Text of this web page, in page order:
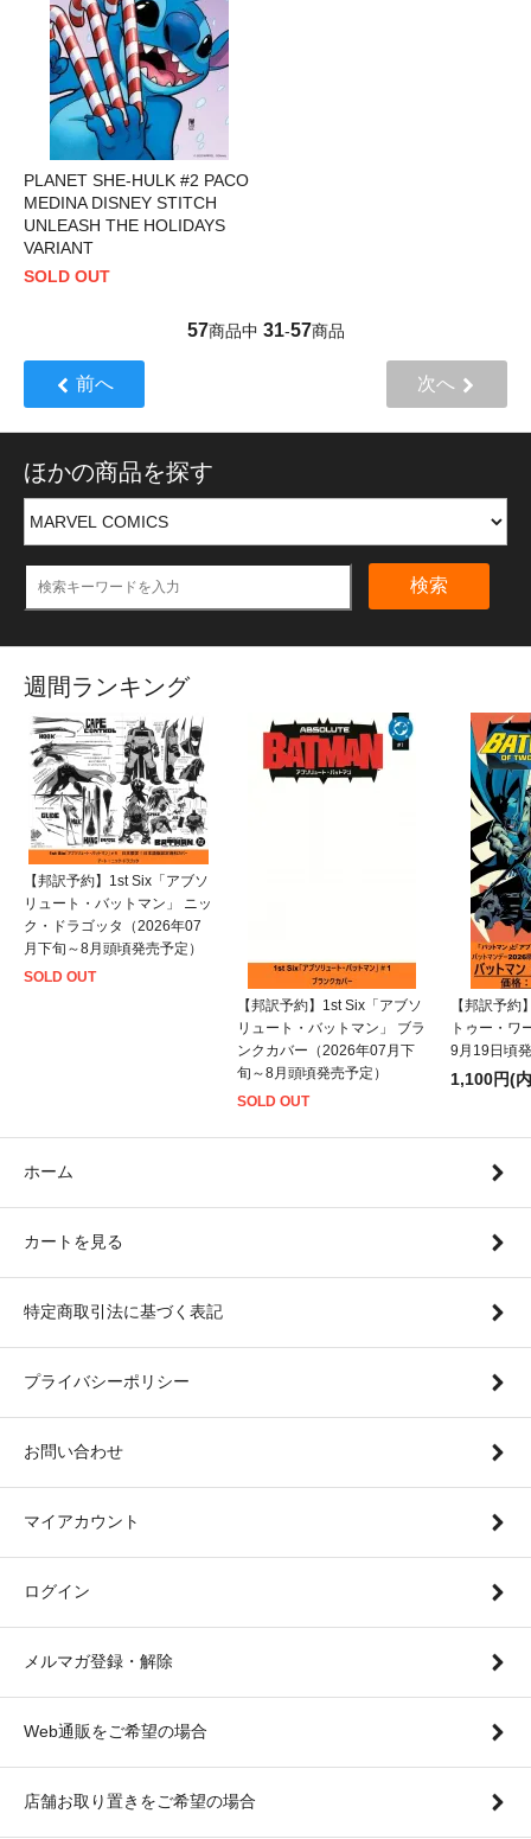
PLANET SHE-HULK #2 PACO
MEDINA DISNEY STITCH
UNLEASH THE HOLIDAYS
VARIANT
SOLD OUT
57商品中 31-57商品
前へ 次へ
ほかの商品を探す
検索
週間ランキング
【邦訳予約】1st Six「アブソ
リュート・バットマン」 ニッ
ク・ドラゴッタ（2026年07
月下旬～8月頭頃発売予定）
SOLD OUT
【邦訳予約】1st Six「アブソ
リュート・バットマン」 ブラ
ンクカバー（2026年07月下
旬～8月頭頃発売予定）
SOLD OUT
【邦訳予約
トゥー・ワ
9月19日頃
1,100円(
ホーム
カートを見る
特定商取引法に基づく表記
プライバシーポリシー
お問い合わせ
マイアカウント
ログイン
メルマガ登録・解除
Web通販をご希望の場合
店舗お取り置きをご希望の場合